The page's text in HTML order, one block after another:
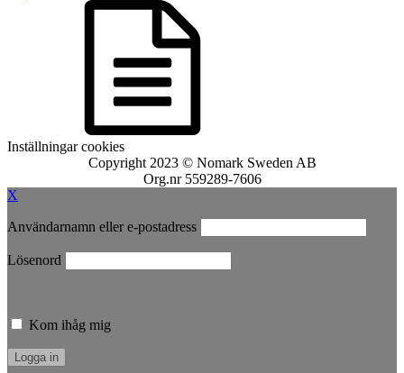
Inställningar cookies
Copyright 2023 © Nomark Sweden AB
Org.nr 559289-7606
X
Användarnamn eller e-postadress
Lösenord
Kom ihåg mig